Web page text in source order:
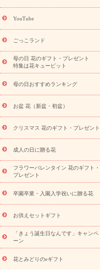
9月の誕
ら探す
お祝いの花特集
念日
結婚祝い 出産祝い
寿祝い
プチギフト ペッ
供え・お悔やみ商品一覧
降に贈る花
通夜・葬儀に贈
お供え プリザーブドフラワー
盆・初盆）
その他 お祝
ビジネス用
ご自宅用 観
ドフラワー
スタイルから
ンド花
お祝い お供え・お
ディ胡蝶蘭・お祝い
ミディ
観葉植物
観葉植物 産
お祝い
お供え・お悔やみ
プチギフト（hanamore -ハナ
キューピットのeGfit
カラー
ド
お花の種類
お祝い お祝い・3000円～
5000円～
お祝い・7000円～
悔やみ
円～
お供え・お悔やみ・
読み物
YouTube
ごっこランド
母の日 花のギフト・プレゼント
特集は花キューピット
母の日おすすめランキング
お盆 花（新盆・初盆）
クリスマス 花のギフト・プレゼント
成人の日に贈る花
フラワーバレンタイン 花のギフト・
プレゼント
卒園卒業・入園入学祝いに贈る花
お供えセットギフト
「きょう誕生日なんです」キャンペ
ーン
花とみどりのeギフト